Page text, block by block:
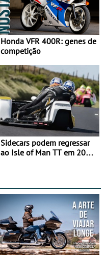
Honda VFR 400R: genes de
competição
Sidecars podem regressar
ao Isle of Man TT em 2027